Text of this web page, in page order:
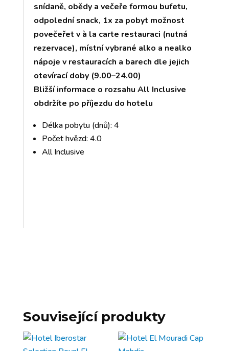
snídaně, obědy a večeře formou bufetu,
odpolední snack, 1x za pobyt možnost
povečeřet v à la carte restauraci (nutná
rezervace), místní vybrané alko a nealko
nápoje v restauracích a barech dle jejich
otevírací doby (9.00–24.00)
Bližší informace o rozsahu All Inclusive
obdržíte po příjezdu do hotelu
Délka pobytu (dnů): 4
Počet hvězd: 4.0
All Inclusive
Související produkty